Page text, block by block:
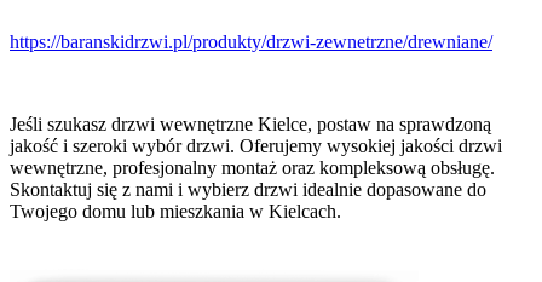
https://baranskidrzwi.pl/produkty/drzwi-zewnetrzne/drewniane/
Jeśli szukasz drzwi wewnętrzne Kielce, postaw na sprawdzoną
jakość i szeroki wybór drzwi. Oferujemy wysokiej jakości drzwi
wewnętrzne, profesjonalny montaż oraz kompleksową obsługę.
Skontaktuj się z nami i wybierz drzwi idealnie dopasowane do
Twojego domu lub mieszkania w Kielcach.